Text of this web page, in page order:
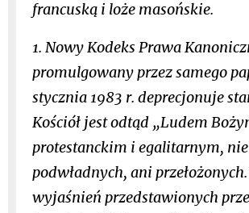
francuską i loże masońskie.
1. Nowy Kodeks Prawa
promulgowany przez samego
stycznia 1983 r. deprecjonuje
Kościół jest odtąd „Ludem
protestanckim i egalitarnym,
podwładnych, ani przełożonych.
wyjaśnień przedstawionych